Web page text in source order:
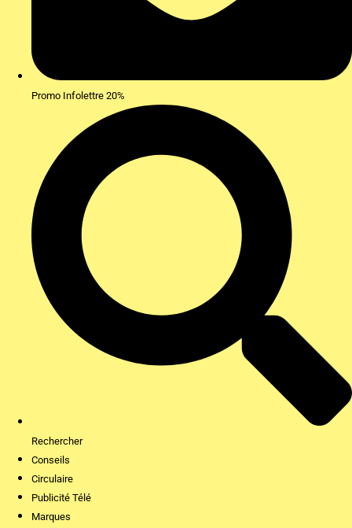
Promo Infolettre 20%
Rechercher
Conseils
Circulaire
Publicité Télé
Marques